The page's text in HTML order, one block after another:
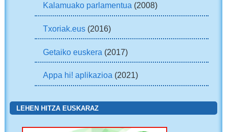
Kalamuako parlamentua (2008)
Txoriak.eus(2016)
Getaiko euskera (2017)
Appa hi! aplikazioa (2021)
LEHEN HITZA EUSKARAZ